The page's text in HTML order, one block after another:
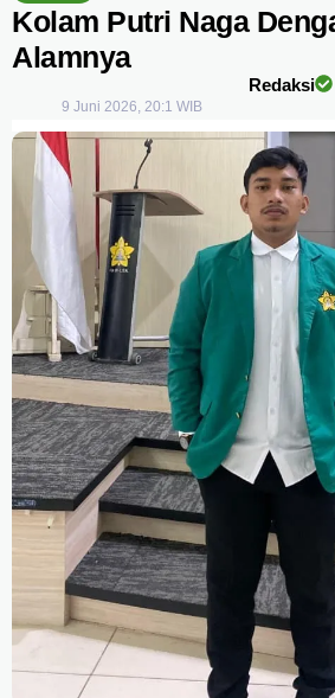
Kolam Putri Naga
Alamnya
Redaksi
9 Juni 2026, 20:1 WIB